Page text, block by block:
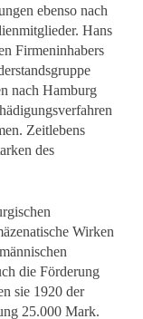
ebenso nach
Hans
Firmeninhabers
nach Hamburg
Zeitlebens
des
Wirken
die Förderung
sie 1920 der
25.000 Mark.